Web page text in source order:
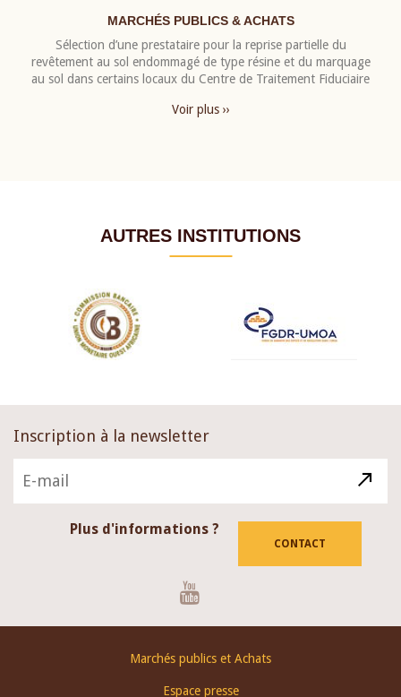
MARCHÉS PUBLICS & ACHATS
Sélection d’une prestataire pour la reprise partielle du
revêtement au sol endommagé de type résine et du marquage
au sol dans certains locaux du Centre de Traitement Fiduciaire
Voir plus ››
AUTRES INSTITUTIONS
Inscription à la newsletter
Plus d'informations ?
CONTACT
Marchés publics et Achats
Espace presse